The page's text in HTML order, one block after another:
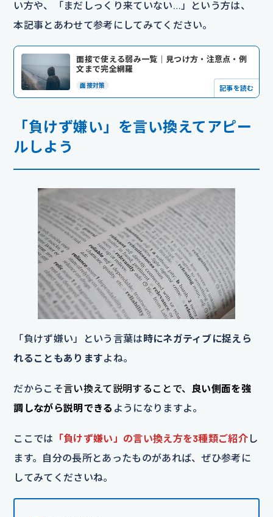
い方や、「まだしっくり来ていない…」という方は、
本記事とあわせて参考にしてみてください。
面接で使える弱み一覧｜見つけ方・注意点・例
文まで完全網羅
面接対策 記事を読む
「負けず嫌い」を言い換えてアピー
ルしよう
「負けず嫌い」という言葉は時にネガティブに捉えら
れることもありますよね。
だからこそ言い換えて説明することで、 良い側面を強
調しながら説明できる ようになりますよ。
ここでは 「負けず嫌い」の言い換え方を3種類ご紹介 し
ます。自分の長所とあったものがあれば、ぜひ参考に
してみてくださいね。